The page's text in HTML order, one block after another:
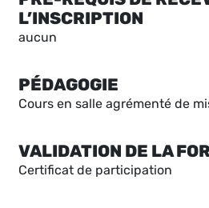
L’INSCRIPTION
aucun
PÉDAGOGIE
Cours en salle agrémenté de
VALIDATION DE LA
Certificat de participation